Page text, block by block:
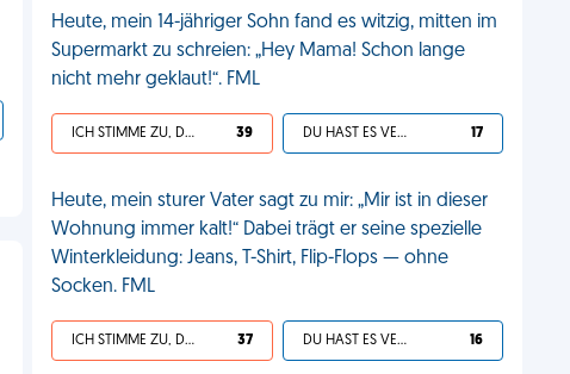
Heute, mein 14-jähriger Sohn fand es witzig, mitten im
Supermarkt zu schreien: „Hey Mama! Schon lange
nicht mehr geklaut!“. FML
ICH STIMME ZU, DEIN LEBEN IST SCHEISSE 39 DU HAST ES VERDIENT 17
Heute, mein sturer Vater sagt zu mir: „Mir ist in dieser
Wohnung immer kalt!“ Dabei trägt er seine spezielle
Winterkleidung: Jeans, T-Shirt, Flip-Flops — ohne
Socken. FML
ICH STIMME ZU, DEIN LEBEN IST SCHEISSE 37 DU HAST ES VERDIENT 16